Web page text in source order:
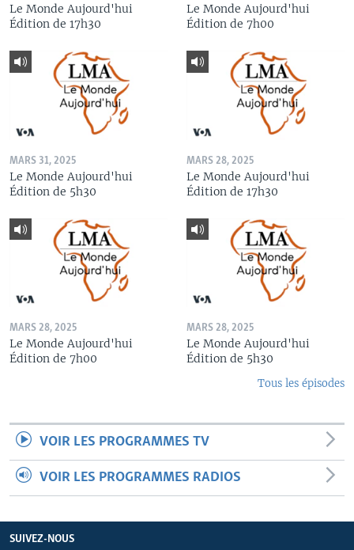
Le Monde Aujourd'hui
Édition de 17h30
Le Monde Aujourd'hui
Édition de 7h00
MARS 31, 2025
Le Monde Aujourd'hui
Édition de 5h30
MARS 28, 2025
Le Monde Aujourd'hui
Édition de 17h30
MARS 28, 2025
Le Monde Aujourd'hui
Édition de 7h00
MARS 28, 2025
Le Monde Aujourd'hui
Édition de 5h30
Tous les épisodes
VOIR LES PROGRAMMES TV
VOIR LES PROGRAMMES RADIOS
SUIVEZ-NOUS